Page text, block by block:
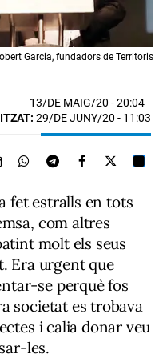
Garcia, fundadors de Territoris
13/DE MAIG/20 - 20:04
29/DE JUNY/20 - 11:03
fet estralls en tots
com altres
molt els seus
Era urgent que
se perquè fos
societat es trobava
i calia donar veu
les.